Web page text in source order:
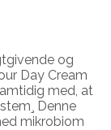
og
Day Cream
med, at
Denne
mikrobiom